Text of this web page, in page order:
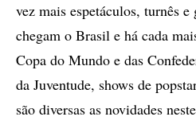
vez mais espetáculos, turnês e
chegam o Brasil e há cada
Copa do Mundo e das
da Juventude, shows de
são diversas as novidades